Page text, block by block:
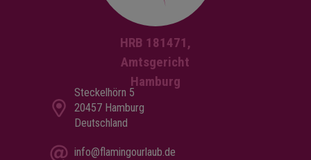
HRB 181471,
Amtsgericht
Hamburg
Steckelhörn 5
20457 Hamburg
Deutschland
info@flamingourlaub.de